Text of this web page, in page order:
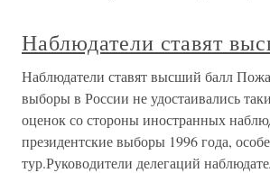
Наблюдатели ставят
Наблюдатели ставят высший балл
выборы в России не удостаивались
оценок со стороны иностранных
президентские выборы 1996 года,
тур.Руководители делегаций